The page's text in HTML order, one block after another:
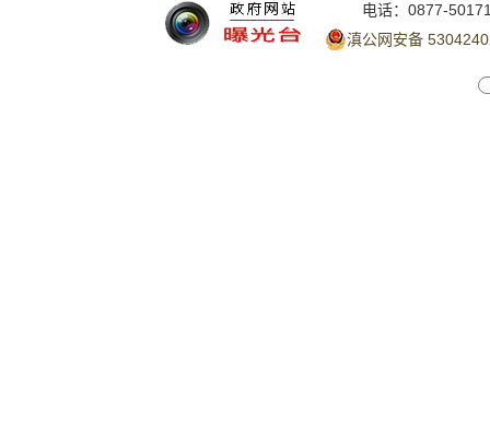
电话：0877-
滇公网安备